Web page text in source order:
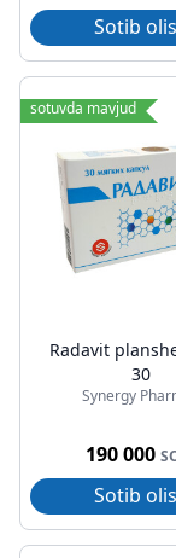
Sotib
sotuvda mavjud
Radavit
30
Synergy
190 000
Sotib